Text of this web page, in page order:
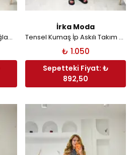
Ayrobin Kruvaze Yaka Bağlamalı Takım - Siyah
İrka Moda
Tensel Kumaş İp Askılı Takım - Siyah
₺ 1.050
Sepetteki Fiyat: ₺
892,50